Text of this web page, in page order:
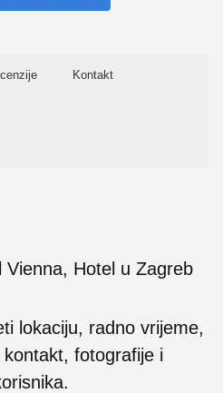
Kontakt
Vienna, Hotel u Zagreb
lokaciju, radno vrijeme,
fotografije i